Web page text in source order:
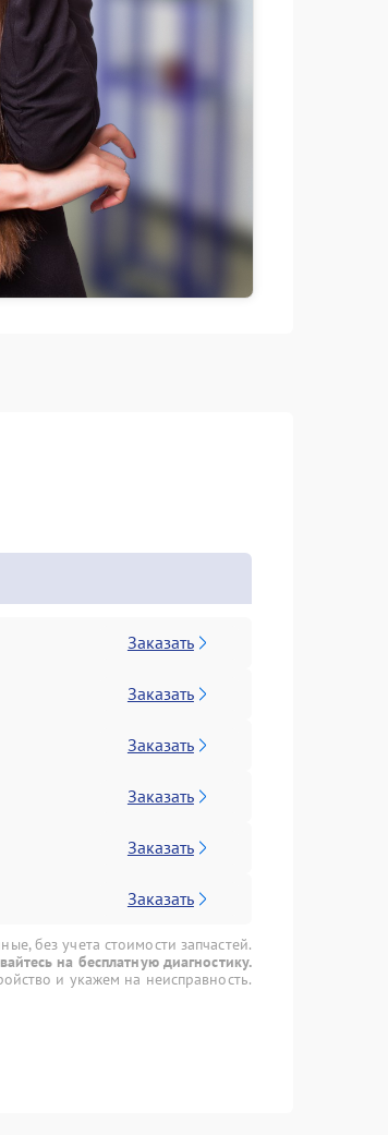
Заказать
Заказать
Заказать
Заказать
Заказать
Заказать
без учета стоимости запчастей.
на бесплатную диагностику.
и укажем на неисправность.